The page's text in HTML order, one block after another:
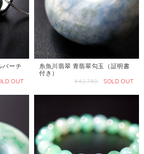
バーチ
OUT
糸魚川翡翠 青翡翠勾玉（証明書
付き）
¥42,780
SOLD OUT